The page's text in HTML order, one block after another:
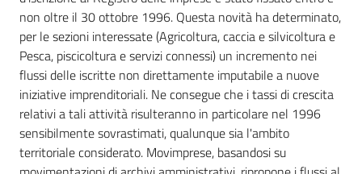
non oltre il 30 ottobre 1996. Questa novità ha determinato,
per le sezioni interessate (Agricoltura, caccia e silvicoltura e
Pesca, piscicoltura e servizi connessi) un incremento nei
flussi delle iscritte non direttamente imputabile a nuove
iniziative imprenditoriali. Ne consegue che i tassi di crescita
relativi a tali attività risulteranno in particolare nel 1996
sensibilmente sovrastimati, qualunque sia l'ambito
territoriale considerato. Movimprese, basandosi su